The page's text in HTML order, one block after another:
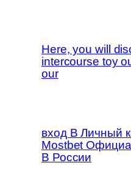
Here, you will
intercourse toy
our
вход В Личный
Mostbet
В России